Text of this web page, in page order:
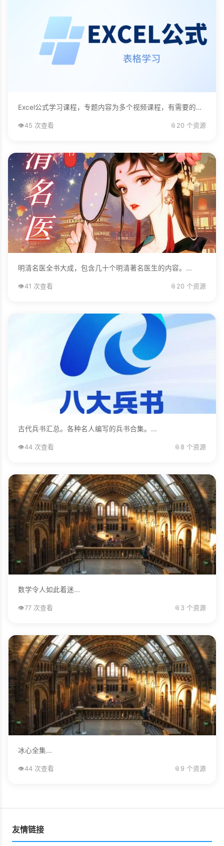
Excel公式学习课程，专题内容为多个视频课程，有需要的自己下载学习。...
👁️45 次查看 📎 20 个资源
明清名医全书大成，包含几十个明清著名医生的内容。...
👁️41 次查看 📎 20 个资源
古代兵书汇总。各种名人编写的兵书合集。...
👁️44 次查看 📎 8 个资源
数学令人如此着迷...
👁️77 次查看 📎 3 个资源
冰心全集...
👁️44 次查看 📎 9 个资源
友情链接